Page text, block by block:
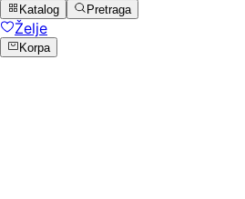
Katalog Pretraga
Želje
Korpa